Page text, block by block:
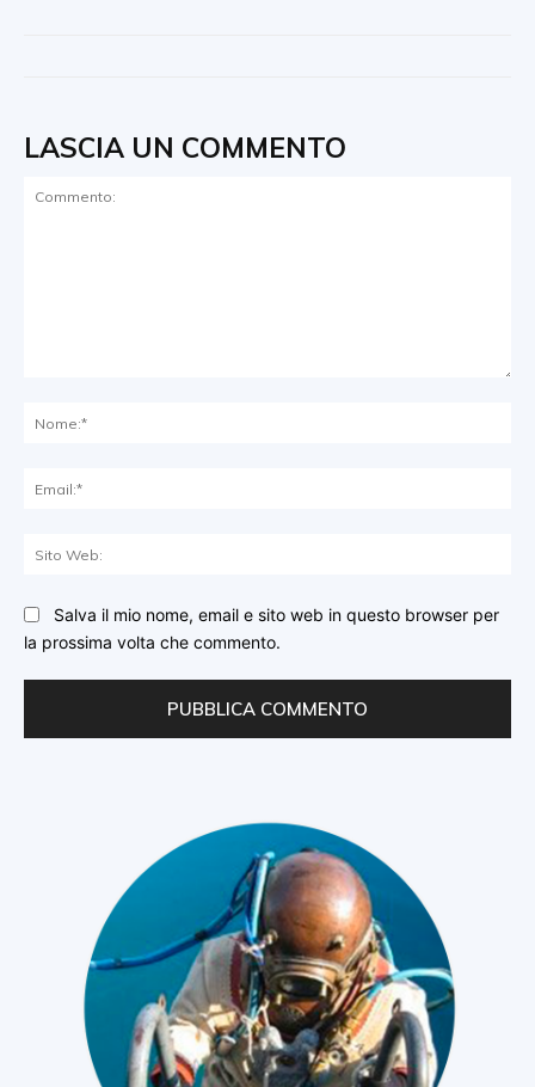
LASCIA UN COMMENTO
Salva il mio nome, email e sito web in questo browser per
la prossima volta che commento.